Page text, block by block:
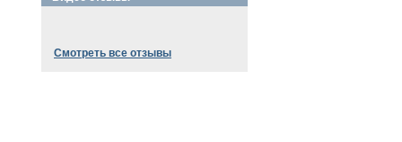
Смотреть все отзывы